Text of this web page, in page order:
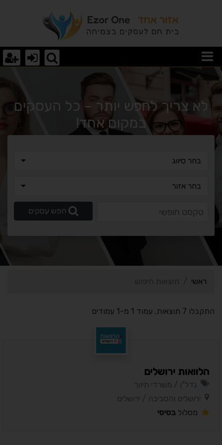
תוצאות חיפוש
לא צריך לחפש יותר – כל העסקים
במקום אחד!
בחר סיווג
בחר אזור
חפש עסקים
ראשי תוצאות חיפוש
התקבלו 7 תוצאות, עמוד 1 מ-1 עמודים
הלוואות ירושלים
נדל"ן / משרדי תיווך
ירושלים והסביבה / ירושלים
מסלול בסיסי